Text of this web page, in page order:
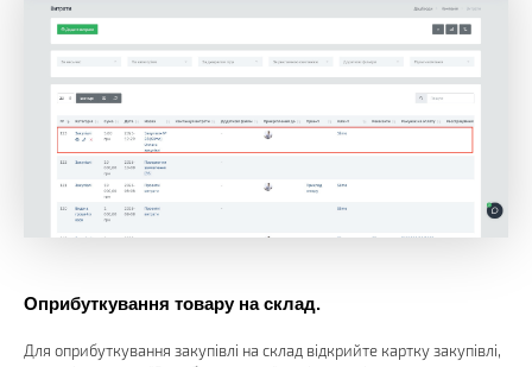
Оприбуткування товару на склад.
Для оприбуткування закупівлі на склад відкрийте картку закупівлі,